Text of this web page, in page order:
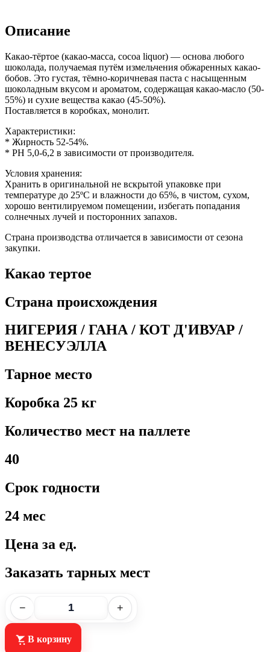
Описание
Какао-тёртое (какао-масса, cocoa liquor) — основа любого
шоколада, получаемая путём измельчения обжаренных какао-
бобов. Это густая, тёмно-коричневая паста с насыщенным
шоколадным вкусом и ароматом, содержащая какао-масло (50-
55%) и сухие вещества какао (45-50%).
Поставляется в коробках, монолит.
Характеристики:
* Жирность 52-54%.
* PH 5,0-6,2 в зависимости от производителя.
Условия хранения:
Хранить в оригинальной не вскрытой упаковке при
температуре до 25ºС и влажности до 65%, в чистом, сухом,
хорошо вентилируемом помещении, избегать попадания
солнечных лучей и посторонних запахов.
Страна производства отличается в зависимости от сезона
закупки.
Какао тертое
Страна происхождения
НИГЕРИЯ / ГАНА / КОТ Д'ИВУАР /
ВЕНЕСУЭЛЛА
Тарное место
Коробка 25 кг
Количество мест на паллете
40
Срок годности
24 мес
Цена за ед.
Заказать тарных мест
− +
В корзину